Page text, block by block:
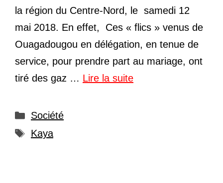
la région du Centre-Nord, le samedi 12
mai 2018. En effet, Ces « flics » venus de
Ouagadougou en délégation, en tenue de
service, pour prendre part au mariage, ont
tiré des gaz … Lire la suite
Catégories
Société
Étiquettes
Kaya